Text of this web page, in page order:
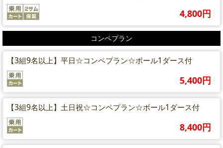
4,800円
コンペプラン
【3組9名以上】平日☆コンペプラン☆ボール1ダース付
5,400円
【3組9名以上】土日祝☆コンペプラン☆ボール1ダース付
8,400円